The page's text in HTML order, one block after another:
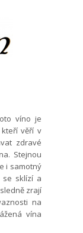
víno je
věří v
zdravé
Stejnou
i samotný
se sklízí a
zrají
na
vína